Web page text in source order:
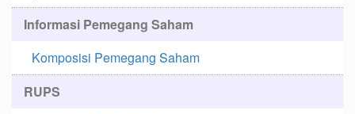
Informasi Pemegang Saham
Komposisi Pemegang Saham
RUPS